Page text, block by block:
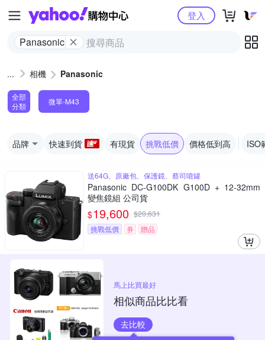
Yahoo購物中心
Panasonic
登入
相機 Panasonic
全部
分類
微單-M43
品牌 快速到貨 有現貨 挑戰低價 價格低到高 ISO
送64G、原廠包、保護鏡、蔡司噴罐
Panasonic DC-G100DK G100D + 12-32mm
變焦鏡組 公司貨
$19,600 $20,631
挑戰低價
券 贈品
馬上比買最好
相似商品比比看
去比較